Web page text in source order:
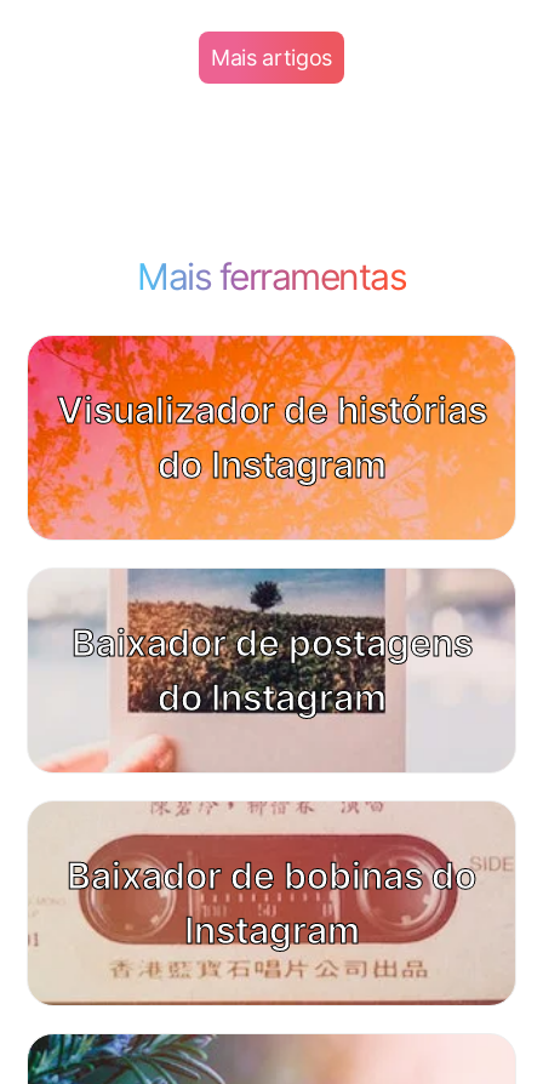
Mais artigos
Mais ferramentas
Visualizador de histórias
do Instagram
Baixador de postagens
do Instagram
Baixador de bobinas do
Instagram